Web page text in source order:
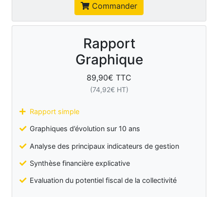
Commander
Rapport
Graphique
89,90€ TTC
(74,92€ HT)
Rapport simple
Graphiques d’évolution sur 10 ans
Analyse des principaux indicateurs de gestion
Synthèse financière explicative
Evaluation du potentiel fiscal de la collectivité